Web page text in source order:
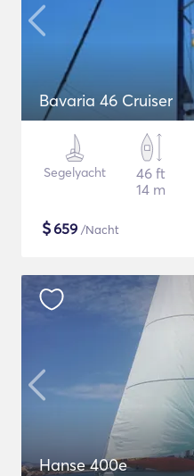
Bavaria 46 Cruiser
Segelyacht
46 ft
14 m
$659 /Nacht
Hanse 400e